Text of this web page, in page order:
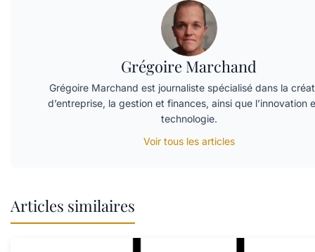
Grégoire Marchand
Grégoire Marchand est journaliste spécialisé dans la
d’entreprise, la gestion et finances, ainsi que l’innovation
technologie.
Voir tous les articles
Articles similaires